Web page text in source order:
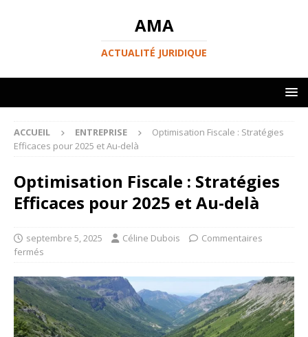
AMA
ACTUALITÉ JURIDIQUE
ACCUEIL ENTREPRISE
Optimisation Fiscale : Stratégies
Efficaces pour 2025 et Au-delà
Optimisation Fiscale : Stratégies
Efficaces pour 2025 et Au-delà
septembre 5, 2025 Céline Dubois
Commentaires
fermés